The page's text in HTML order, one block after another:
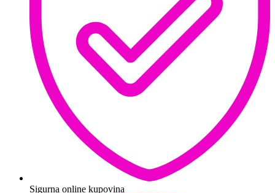
Sigurna online kupovina